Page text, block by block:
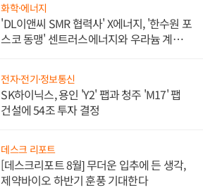
화학·에너지
'DL이앤씨 SMR 협력사' X에너지, '한수원 포
스코 동맹' 센트러스에너지와 우라늄 계약
전자·전기·정보통신
SK하이닉스, 용인 'Y2' 팹과 청주 'M17' 팹
건설에 54조 투자 결정
데스크 리포트
[데스크리포트 8월] 무더운 입추에 든 생각,
제약바이오 하반기 훈풍 기대한다